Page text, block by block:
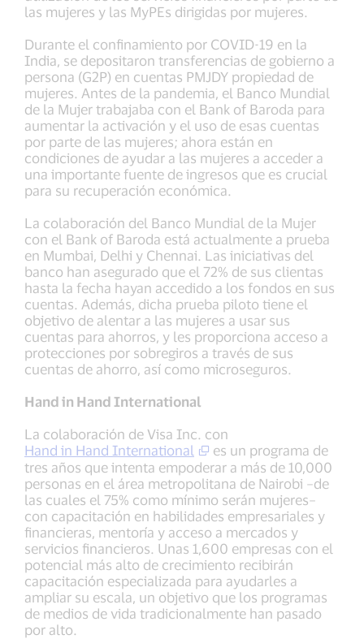
las mujeres y las MyPEs dirigidas por mujeres.
Durante el confinamiento por COVID-19 en la
India, se depositaron transferencias de gobierno a
persona (G2P) en cuentas PMJDY propiedad de
mujeres. Antes de la pandemia, el Banco Mundial
de la Mujer trabajaba con el Bank of Baroda para
aumentar la activación y el uso de esas cuentas
por parte de las mujeres; ahora están en
condiciones de ayudar a las mujeres a acceder a
una importante fuente de ingresos que es crucial
para su recuperación económica.
La colaboración del Banco Mundial de la Mujer
con el Bank of Baroda está actualmente a prueba
en Mumbai, Delhi y Chennai. Las iniciativas del
banco han asegurado que el 72% de sus clientas
hasta la fecha hayan accedido a los fondos en sus
cuentas. Además, dicha prueba piloto tiene el
objetivo de alentar a las mujeres a usar sus
cuentas para ahorros, y les proporciona acceso a
protecciones por sobregiros a través de sus
cuentas de ahorro, así como microseguros.
Hand in Hand International
La colaboración de Visa Inc. con
Hand in Hand International
es un programa de
tres años que intenta empoderar a más de 10,000
personas en el área metropolitana de Nairobi –de
las cuales el 75% como mínimo serán mujeres–
con capacitación en habilidades empresariales y
financieras, mentoría y acceso a mercados y
servicios financieros. Unas 1,600 empresas con el
potencial más alto de crecimiento recibirán
capacitación especializada para ayudarles a
ampliar su escala, un objetivo que los programas
de medios de vida tradicionalmente han pasado
por alto.